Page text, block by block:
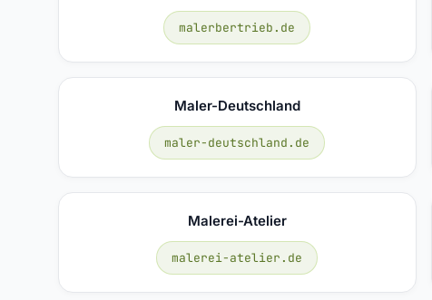
malerbertrieb.de
Maler-Deutschland
maler-deutschland.de
Malerei-Atelier
malerei-atelier.de